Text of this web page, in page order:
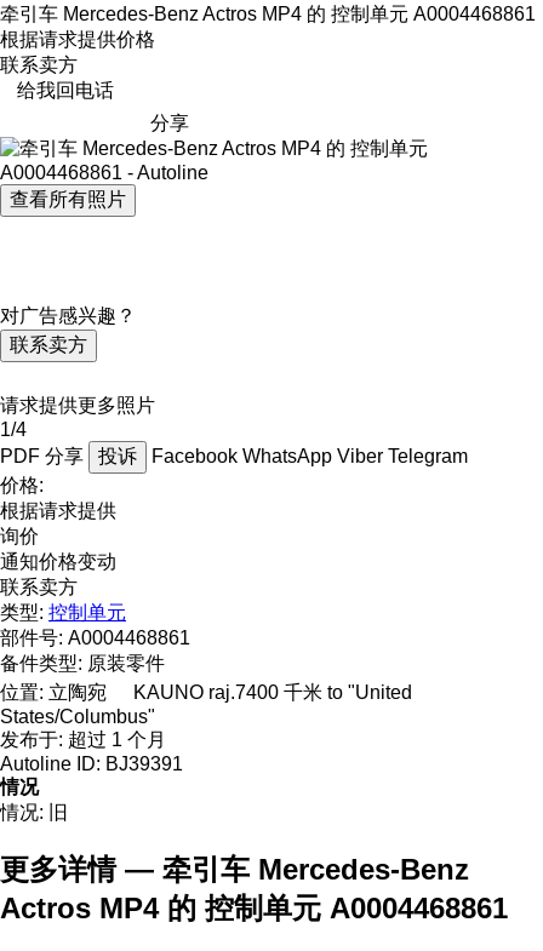
牵引车 Mercedes-Benz Actros MP4 的 控制单元 A0004468861
根据请求提供价格
联系卖方
给我回电话
分享
查看所有照片
对广告感兴趣？
联系卖方
请求提供更多照片
1/4
PDF 分享 投诉 Facebook WhatsApp Viber Telegram
价格:
根据请求提供
询价
通知价格变动
联系卖方
类型: 控制单元
部件号: A0004468861
备件类型: 原装零件
位置: 立陶宛 KAUNO raj.7400 千米 to "United
States/Columbus"
发布于: 超过 1 个月
Autoline ID: BJ39391
情况
情况:
旧
更多详情 — 牵引车 Mercedes-Benz
Actros MP4 的 控制单元 A0004468861